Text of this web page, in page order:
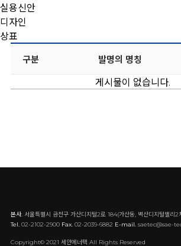
실용신안
디자인
상표
구분 발명의 명칭
게시물이 없습니다.
본사. 서울특별시 금천구 가산디지털2로 184(가산동, 벽산디지털밸리2
Tel. 02-2102-2900 Fax. 02-2039-6882 E-mail. saetec@sae-
Copyright© 2021 세안에너텍 All Rights Reserved